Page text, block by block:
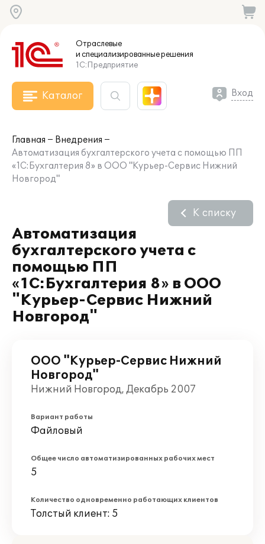
Отраслевые
и специализированныерешения
1С:Предприятие
Каталог Вход
Главная
Внедрения
Автоматизация бухгалтерского учета с помощью ПП
«1С:Бухгалтерия 8» в ООО "Курьер-Сервис Нижний
Новгород"
Автоматизация
бухгалтерского учета с
помощью ПП
«1С:Бухгалтерия 8» в ООО
"Курьер-Сервис Нижний
Новгород"
К списку
ООО "Курьер-Сервис Нижний
Новгород"
Нижний Новгород, Декабрь 2007
Вариант работы
Файловый
Общее число автоматизированных рабочих мест
5
Количество одновременно работающих клиентов
Толстый клиент: 5